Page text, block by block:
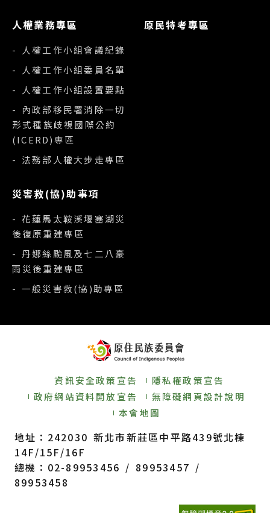
人權業務專區
- 人權工作小組會議紀錄
- 人權工作小組委員名單
- 人權工作小組設置要點
- 內政部移民署消除一切
形式種族歧視國際公約
(ICERD)專區
- 法務部人權大步走專區
原民特考專區
災害救(協)助事項
- 花蓮馬太鞍溪堰塞湖災
後復原重建專區
- 丹娜絲颱風及七二八豪
雨災後重建專區
- 一般災害救(協)助專區
資訊安全政策宣告
隱私權政策宣告
政府網站資料開放宣告
無障礙網頁設計說明
本會地圖
地址：242030 新北市新莊區中平路439號北棟
14F/15F/16F
總機：02-89953456 / 89953457 /
89953458